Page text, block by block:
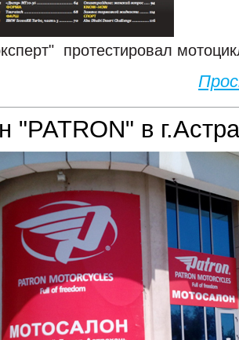
протестировал
"PATRON" в